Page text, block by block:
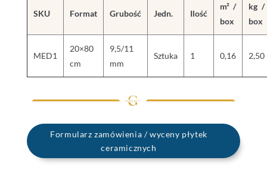
SKU Format Grubość Jedn. Ilość
m² /
box
kg /
box
MED1
20×80
cm
9,5/11
mm
Sztuka 1 0,16 2,50
Formularz zamówienia / wyceny płytek
ceramicznych